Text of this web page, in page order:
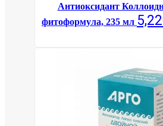
Антиоксидант
фитоформула, 235 мл